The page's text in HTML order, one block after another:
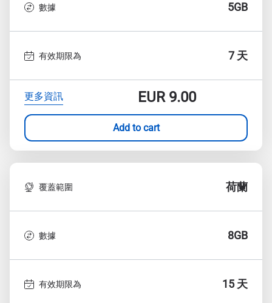
數據 5GB
有效期限為 7 天
更多資訊 EUR9.00
Add to cart
覆蓋範圍 荷蘭
數據 8GB
有效期限為 15 天